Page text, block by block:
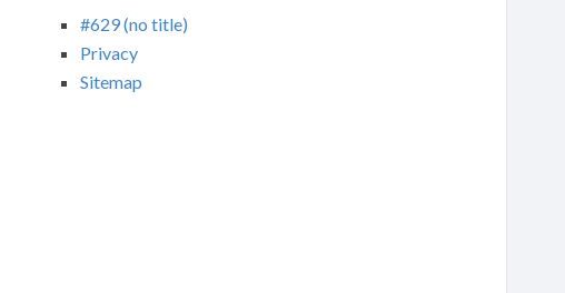
#629 (no title)
Privacy
Sitemap